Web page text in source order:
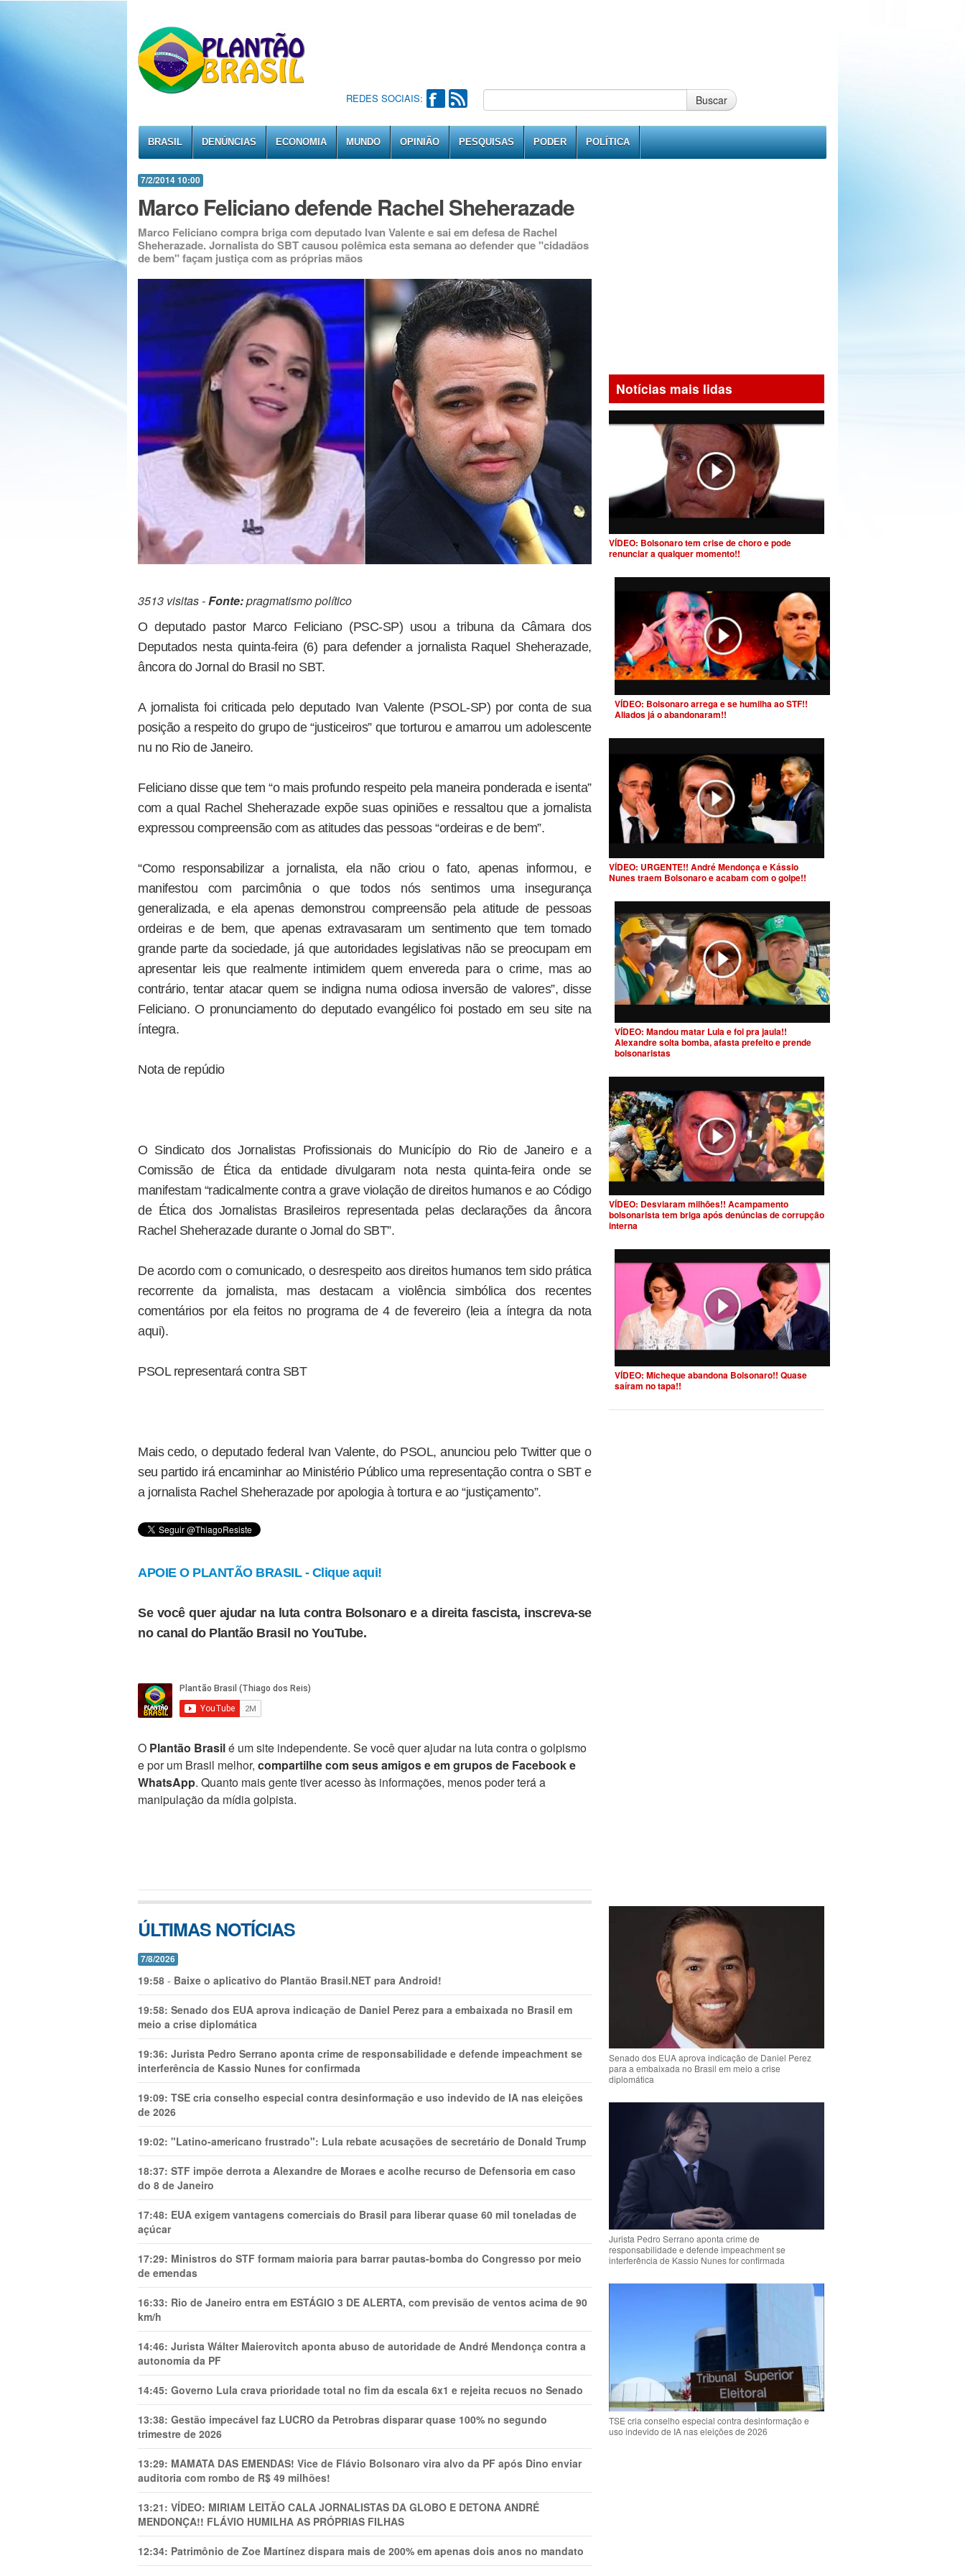
REDES SOCIAIS: Buscar
BRASIL DENÚNCIAS ECONOMIA MUNDO OPINIÃO PESQUISAS PODER POLÍTICA
7/2/2014 10:00
Marco Feliciano defende Rachel Sheherazade
Marco Feliciano compra briga com deputado Ivan Valente e sai em defesa de Rachel
Sheherazade. Jornalista do SBT causou polêmica esta semana ao defender que "cidadãos
de bem" façam justiça com as próprias mãos
3513 visitas -Fonte:pragmatismo político
O deputado pastor Marco Feliciano (PSC-SP) usou a tribuna da Câmara dos
Deputados nesta quinta-feira (6) para defender a jornalista Raquel Sheherazade,
âncora do Jornal do Brasil no SBT.
A jornalista foi criticada pelo deputado Ivan Valente (PSOL-SP) por conta de sua
posição a respeito do grupo de “justiceiros” que torturou e amarrou um adolescente
nu no Rio de Janeiro.
Feliciano disse que tem “o mais profundo respeito pela maneira ponderada e isenta”
com a qual Rachel Sheherazade expõe suas opiniões e ressaltou que a jornalista
expressou compreensão com as atitudes das pessoas “ordeiras e de bem”.
“Como responsabilizar a jornalista, ela não criou o fato, apenas informou, e
manifestou com parcimônia o que todos nós sentimos uma insegurança
generalizada, e ela apenas demonstrou compreensão pela atitude de pessoas
ordeiras e de bem, que apenas extravasaram um sentimento que tem tomado
grande parte da sociedade, já que autoridades legislativas não se preocupam em
apresentar leis que realmente intimidem quem envereda para o crime, mas ao
contrário, tentar atacar quem se indigna numa odiosa inversão de valores”, disse
Feliciano. O pronunciamento do deputado evangélico foi postado em seu site na
íntegra.
Nota de repúdio
O Sindicato dos Jornalistas Profissionais do Município do Rio de Janeiro e a
Comissão de Ética da entidade divulgaram nota nesta quinta-feira onde se
manifestam “radicalmente contra a grave violação de direitos humanos e ao Código
de Ética dos Jornalistas Brasileiros representada pelas declarações da âncora
Rachel Sheherazade durante o Jornal do SBT”.
De acordo com o comunicado, o desrespeito aos direitos humanos tem sido prática
recorrente da jornalista, mas destacam a violência simbólica dos recentes
comentários por ela feitos no programa de 4 de fevereiro (leia a íntegra da nota
aqui).
PSOL representará contra SBT
Mais cedo, o deputado federal Ivan Valente, do PSOL, anunciou pelo Twitter que o
seu partido irá encaminhar ao Ministério Público uma representação contra o SBT e
a jornalista Rachel Sheherazade por apologia à tortura e ao “justiçamento”.
APOIE O PLANTÃO BRASIL - Clique aqui!
Se você quer ajudar na luta contra Bolsonaro e a direita fascista, inscreva-se
no canal do Plantão Brasil no YouTube.
O Plantão Brasilé um site independente. Se você quer ajudar na luta contra o golpismo
e por um Brasil melhor, compartilhe com seus amigos e em grupos de Facebook e
WhatsApp. Quanto mais gente tiver acesso às informações, menos poder terá a
manipulação da mídia golpista.
ÚLTIMAS NOTÍCIAS
7/8/2026
19:58 - Baixe o aplicativo do Plantão Brasil.NET para Android!
19:58: Senado dos EUA aprova indicação de Daniel Perez para a embaixada no Brasil em
meio a crise diplomática
19:36: Jurista Pedro Serrano aponta crime de responsabilidade e defende impeachment se
interferência de Kassio Nunes for confirmada
19:09: TSE cria conselho especial contra desinformação e uso indevido de IA nas eleições
de 2026
19:02: "Latino-americano frustrado": Lula rebate acusações de secretário de Donald Trump
18:37: STF impõe derrota a Alexandre de Moraes e acolhe recurso de Defensoria em caso
do 8 de Janeiro
17:48: EUA exigem vantagens comerciais do Brasil para liberar quase 60 mil toneladas de
açúcar
17:29: Ministros do STF formam maioria para barrar pautas-bomba do Congresso por meio
de emendas
16:33: Rio de Janeiro entra em ESTÁGIO 3 DE ALERTA, com previsão de ventos acima de 90
km/h
14:46: Jurista Wálter Maierovitch aponta abuso de autoridade de André Mendonça contra a
autonomia da PF
14:45: Governo Lula crava prioridade total no fim da escala 6x1 e rejeita recuos no Senado
13:38: Gestão impecável faz LUCRO da Petrobras disparar quase 100% no segundo
trimestre de 2026
13:29: MAMATA DAS EMENDAS! Vice de Flávio Bolsonaro vira alvo da PF após Dino enviar
auditoria com rombo de R$ 49 milhões!
13:21: VÍDEO: MIRIAM LEITÃO CALA JORNALISTAS DA GLOBO E DETONA ANDRÉ
MENDONÇA!! FLÁVIO HUMILHA AS PRÓPRIAS FILHAS
12:34: Patrimônio de Zoe Martínez dispara mais de 200% em apenas dois anos no mandato
Notícias mais lidas
VÍDEO: Bolsonaro tem crise de choro e pode
renunciar a qualquer momento!!
VÍDEO: Bolsonaro arrega e se humilha ao STF!!
Aliados já o abandonaram!!
VÍDEO: URGENTE!! André Mendonça e Kássio
Nunes traem Bolsonaro e acabam com o golpe!!
VÍDEO: Mandou matar Lula e foi pra jaula!!
Alexandre solta bomba, afasta prefeito e prende
bolsonaristas
VÍDEO: Desviaram milhões!! Acampamento
bolsonarista tem briga após denúncias de corrupção
interna
VÍDEO: Micheque abandona Bolsonaro!! Quase
saíram no tapa!!
Senado dos EUA aprova indicação de Daniel Perez
para a embaixada no Brasil em meio a crise
diplomática
Jurista Pedro Serrano aponta crime de
responsabilidade e defende impeachment se
interferência de Kassio Nunes for confirmada
TSE cria conselho especial contra desinformação e
uso indevido de IA nas eleições de 2026